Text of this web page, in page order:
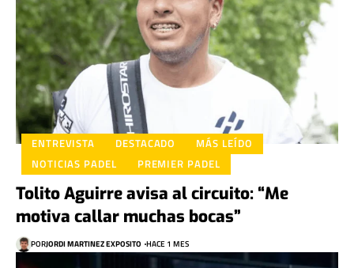
ENTREVISTA DESTACADO
MÁS LEÍDO
NOTICIAS PADEL
PREMIER PADEL
Tolito Aguirre avisa al circuito: “Me
motiva callar muchas bocas”
PORJORDI MARTINEZ EXPOSITO HACE 1 MES